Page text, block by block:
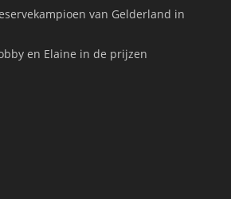
van Gelderland in
en Elaine in de prijzen